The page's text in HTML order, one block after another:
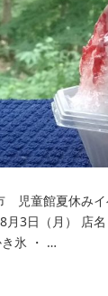
児童館夏休みイ
8月3日（月） 店
氷 ・ …